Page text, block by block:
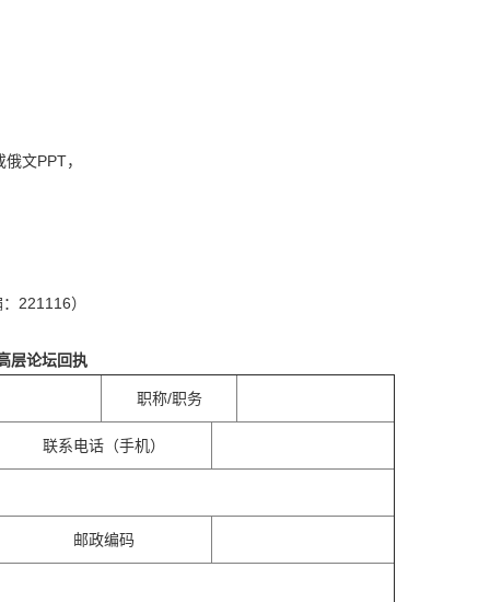
文PPT，
221116）
层论坛回执
职称/职务
联系电话（手机）
邮政编码